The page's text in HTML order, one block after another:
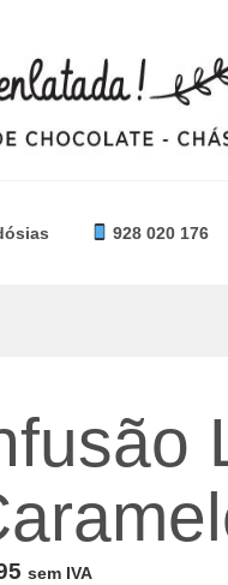
928 020 176
sem IVA